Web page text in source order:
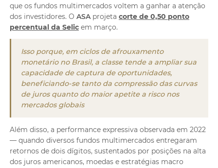
que os fundos multimercados voltem a ganhar a atenção
dos investidores. O ASA projeta corte de 0,50 ponto
percentual da Selic em março.
Isso porque, em ciclos de afrouxamento
monetário no Brasil, a classe tende a ampliar sua
capacidade de captura de oportunidades,
beneficiando-se tanto da compressão das curvas
de juros quanto do maior apetite a risco nos
mercados globais
Além disso, a performance expressiva observada em 2022
— quando diversos fundos multimercados entregaram
retornos de dois dígitos, sustentados por posições na alta
dos juros americanos, moedas e estratégias macro